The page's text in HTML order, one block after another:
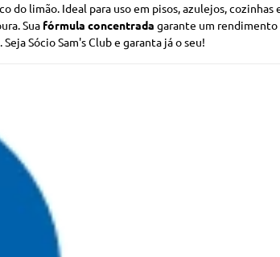
do limão. Ideal para uso em pisos, azulejos, cozinhas
Sua fórmula concentrada garante um
Seja Sócio Sam's Clube garanta já o seu!